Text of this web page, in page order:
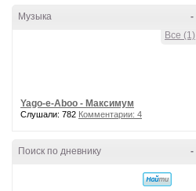
-
Музыка
Все (1)
Yago-e-Aboo - Максимум
Слушали: 782 Комментарии: 4
-
Поиск по дневнику